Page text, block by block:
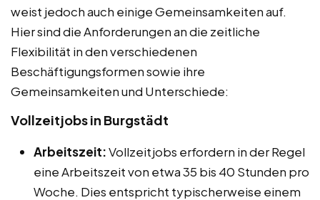
weist jedoch auch einige Gemeinsamkeiten auf.
Hier sind die Anforderungen an die zeitliche
Flexibilität in den verschiedenen
Beschäftigungsformen sowie ihre
Gemeinsamkeiten und Unterschiede:
Vollzeitjobs in Burgstädt
Arbeitszeit:Vollzeitjobs erfordern in der Regel
eine Arbeitszeit von etwa 35 bis 40 Stunden pro
Woche. Dies entspricht typischerweise einem